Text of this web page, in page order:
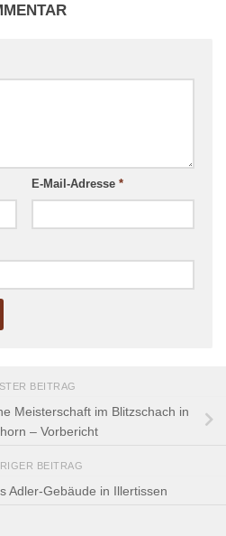
E-Mail-Adresse *
BEITRAG
Meisterschaft im Blitzschach in
– Vorbericht
BEITRAG
Adler-Gebäude in Illertissen